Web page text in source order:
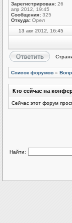
Зарегистрирован: 26
апр 2012, 19:45
Сообщения: 325
Откуда: Орел
13 авг 2012, 16:45
Список форумов »
Кто сейчас на
Сейчас этот форум
Найти: